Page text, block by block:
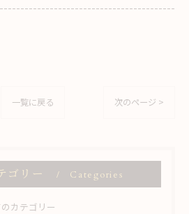
一覧に戻る 次のページ >
ゴリー Categories
カテゴリー